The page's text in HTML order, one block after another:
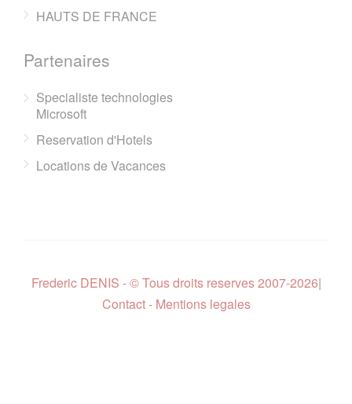
HAUTS DE FRANCE
Partenaires
Specialiste technologies
Microsoft
Reservation d'Hotels
Locations de Vacances
Frederic DENIS - © Tous droits reserves 2007-2026|
Contact - Mentions legales